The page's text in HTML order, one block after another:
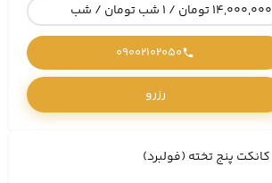
14,000,000 تومان / 1 شب تومان / شب
09002102050
رزرو
کانکت پنج تخته (فولبرد)